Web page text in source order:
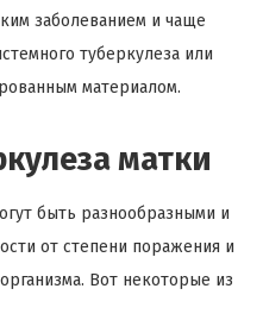
заболеванием и чаще
туберкулеза или
материалом.
матки
быть разнообразными и
от степени поражения и
Вот некоторые из